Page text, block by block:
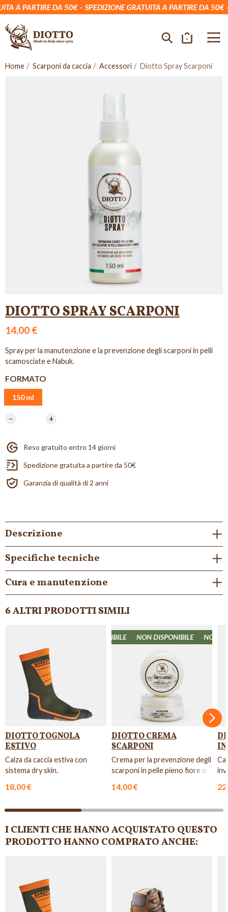
A PARTIRE DA 50€ SPEDIZIONE GRATUITA A PARTIRE DA 50€
Home Scarponi da caccia Accessori Diotto Spray Scarponi
DIOTTO SPRAY SCARPONI
14,00 €
Spray per la manutenzione e la prevenzione degli scarponi in pelli
scamosciate e Nabuk.
FORMATO
150 ml
− +
Reso gratuito entro 14 giorni
Spedizione gratuita a partire da 50€
Garanzia di qualità di 2 anni
Descrizione
Specifiche tecniche
Cura e manutenzione
6 ALTRI PRODOTTI SIMILI
DIOTTO TOGNOLA
ESTIVO
Calza da caccia estiva con
sistema dry skin.
18,00 €
NON DISPONIBILE NON DISPONIBILE NON
DIOTTO CREMA
SCARPONI
Crema per la prevenzione degli
scarponi in pelle pieno fiore o
14,00 €
I CLIENTI CHE HANNO ACQUISTATO QUESTO
PRODOTTO HANNO COMPRATO ANCHE: